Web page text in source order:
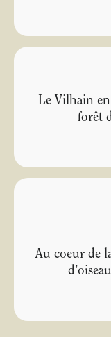
Le Vilhain
forêt
Au coeur de